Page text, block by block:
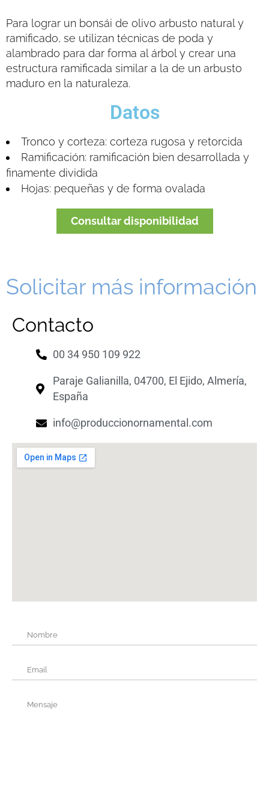
Para lograr un bonsái de olivo arbusto natural y
ramificado, se utilizan técnicas de poda y
alambrado para dar forma al árbol y crear una
estructura ramificada similar a la de un arbusto
maduro en la naturaleza.
Datos
Tronco y corteza: corteza rugosa y retorcida
Ramificación: ramificación bien desarrollada y
finamente dividida
Hojas: pequeñas y de forma ovalada
Consultar disponibilidad
Solicitar más información
Contacto
00 34 950 109 922
Paraje Galianilla, 04700, El Ejido, Almería,
España
info@produccionornamental.com